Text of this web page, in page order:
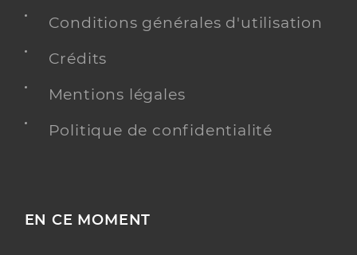
Conditions générales d'utilisation
Crédits
Mentions légales
Politique de confidentialité
EN CE MOMENT